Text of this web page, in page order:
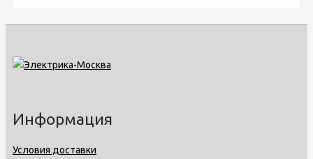
Информация
Условия доставки